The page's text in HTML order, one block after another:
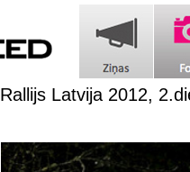
Rallijs Latvija 2012,